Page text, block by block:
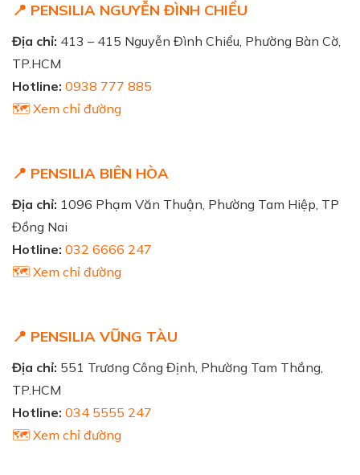
📍 PENSILIA NGUYỄN ĐÌNH CHIỂU
Địa chỉ: 413 – 415 Nguyễn Đình Chiểu, Phường Bàn Cờ,
TP.HCM
Hotline: 0938 777 885
🗺️ Xem chỉ đường
📍 PENSILIA BIÊN HÒA
Địa chỉ: 1096 Phạm Văn Thuận, Phường Tam Hiệp, TP
Đồng Nai
Hotline: 032 6666 247
🗺️ Xem chỉ đường
📍 PENSILIA VŨNG TÀU
Địa chỉ: 551 Trương Công Định, Phường Tam Thắng,
TP.HCM
Hotline: 034 5555 247
🗺️ Xem chỉ đường